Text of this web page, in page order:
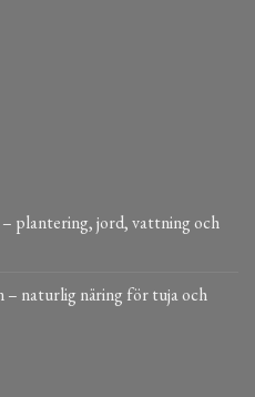
– plantering, jord, vattning och
– naturlig näring för tuja och